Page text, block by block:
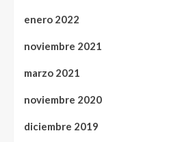
enero 2022
noviembre 2021
marzo 2021
noviembre 2020
diciembre 2019